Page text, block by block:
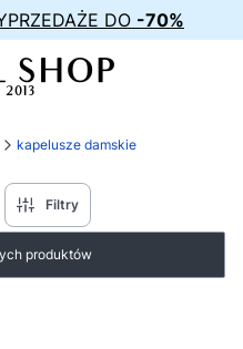
DO -70%
kapelusze damskie
Filtry
produktów